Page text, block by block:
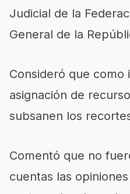
Judicial de la
General de la
Consideró que como
asignación de
subsanen los
Comentó que no
cuentas las